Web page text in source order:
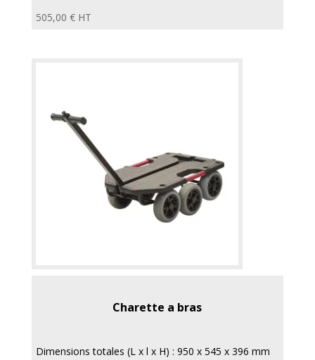
505,00 € HT
Charette a bras
Dimensions totales (L x l x H) : 950 x 545 x 396 mm